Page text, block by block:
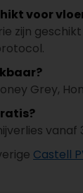
voor
zijn
Grey,
vanaf
Castell